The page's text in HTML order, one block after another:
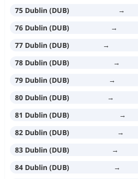
75 Dublin (DUB)
→
76 Dublin (DUB)
→
77 Dublin (DUB)
→
78 Dublin (DUB)
→
79 Dublin (DUB)
→
80 Dublin (DUB)
→
81 Dublin (DUB)
→
82 Dublin (DUB)
→
83 Dublin (DUB)
→
84 Dublin (DUB)
→